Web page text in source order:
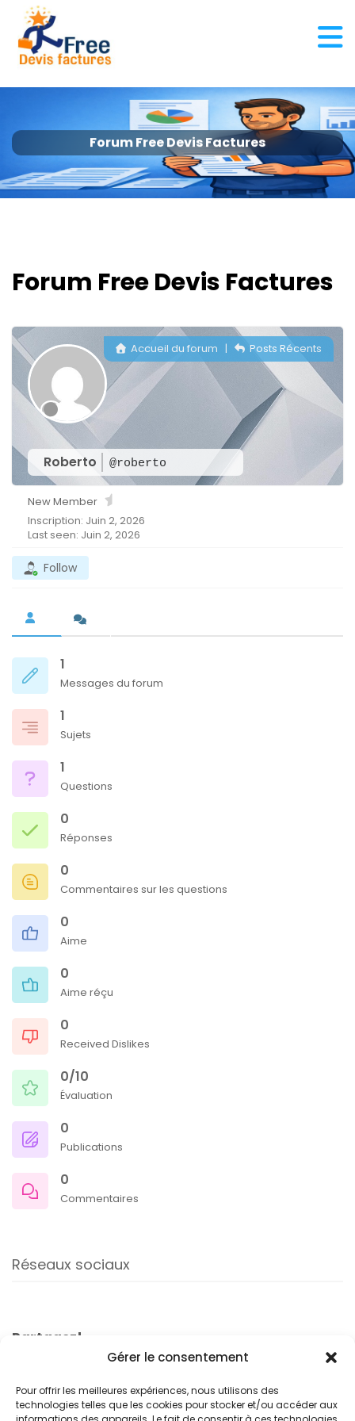
Gérer le consentement
Pour offrir les meilleures expériences, nous utilisons des
technologies telles que les cookies pour stocker et/ou accéder aux
Forum Free Devis Factures
Forum Free Devis Factures
Roberto @roberto
Accueil du forum | Posts Récents
New Member
Inscription: Juin 2, 2026
Last seen: Juin 2, 2026
Follow
1
Messages du forum
1
Sujets
1
Questions
0
Réponses
0
Commentaires sur les questions
0
Aime
0
Aime réçu
0
Received Dislikes
0/10
Évaluation
0
Publications
0
Commentaires
Réseaux sociaux
Partagez!